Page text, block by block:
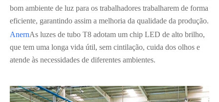
bom ambiente de luz para os trabalhadores trabalharem de forma
eficiente, garantindo assim a melhoria da qualidade da produção.
AnernAs luzes de tubo T8 adotam um chip LED de alto brilho,
que tem uma longa vida útil, sem cintilação, cuida dos olhos e
atende às necessidades de diferentes ambientes.